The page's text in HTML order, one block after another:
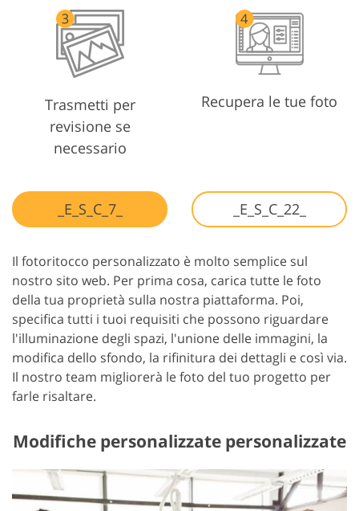
Trasmetti per
revisione se
necessario
Recupera le tue foto
_E_S_C_7_ _E_S_C_22_
Il fotoritocco personalizzato è molto semplice sul
nostro sito web. Per prima cosa, carica tutte le foto
della tua proprietà sulla nostra piattaforma. Poi,
specifica tutti i tuoi requisiti che possono riguardare
l'illuminazione degli spazi, l'unione delle immagini, la
modifica dello sfondo, la rifinitura dei dettagli e così via.
Il nostro team migliorerà le foto del tuo progetto per
farle risaltare.
Modifiche personalizzate personalizzate